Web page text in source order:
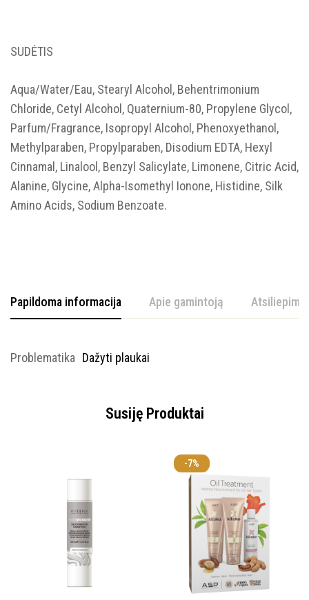
SUDĖTIS
Aqua/Water/Eau, Stearyl Alcohol, Behentrimonium
Chloride, Cetyl Alcohol, Quaternium-80, Propylene Glycol,
Parfum/Fragrance, Isopropyl Alcohol, Phenoxyethanol,
Methylparaben, Propylparaben, Disodium EDTA, Hexyl
Cinnamal, Linalool, Benzyl Salicylate, Limonene, Citric Acid,
Alanine, Glycine, Alpha-Isomethyl Ionone, Histidine, Silk
Amino Acids, Sodium Benzoate.
Papildoma informacija Apie gamintoją
Problematika Dažyti plaukai
Susiję Produktai
-7%